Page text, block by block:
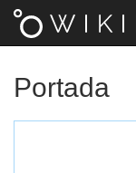
Portada